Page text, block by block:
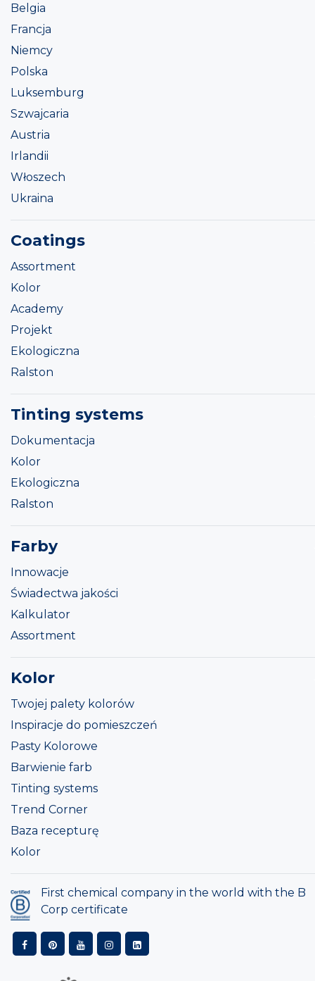
Belgia
Francja
Niemcy
Polska
Luksemburg
Szwajcaria
Austria
Irlandii
Włoszech
Ukraina
Coatings
Assortment
Kolor
Academy
Projekt
Ekologiczna
Ralston
Tinting systems
Dokumentacja
Kolor
Ekologiczna
Ralston
Farby
Innowacje
Świadectwa jakości
Kalkulator
Assortment
Kolor
Twojej palety kolorów
Inspiracje do pomieszczeń
Pasty Kolorowe
Barwienie farb
Tinting systems
Trend Corner
Baza recepturę
Kolor
First chemical company in the world with the B
Corp certificate